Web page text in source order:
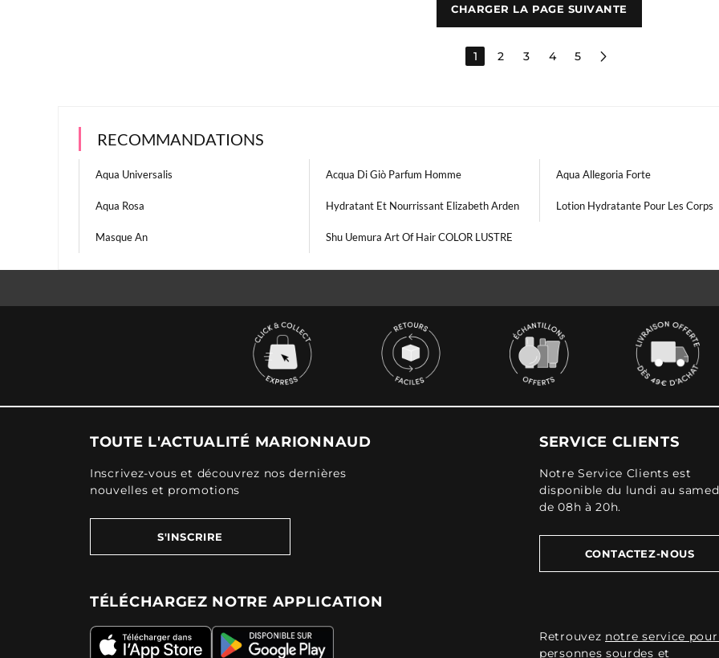
CHARGER LA PAGE SUIVANTE
1 2 3 4 5
RECOMMANDATIONS
Aqua Universalis Acqua Di Giò Parfum Homme Aqua Allegoria Forte
Aqua Rosa Hydratant Et Nourrissant Elizabeth Arden Lotion Hydratante Pour Les Corps
Masque An Shu Uemura Art Of Hair COLOR LUSTRE
TOUTE L'ACTUALITÉ MARIONNAUD
Inscrivez-vous et découvrez nos dernières
nouvelles et promotions
S'INSCRIRE
TÉLÉCHARGEZ NOTRE APPLICATION
SERVICE CLIENTS
Notre Service Clients est
disponible du lundi au
de 08h à 20h.
CONTACTEZ-NOUS
Retrouvez notre service
personnes sourdes et